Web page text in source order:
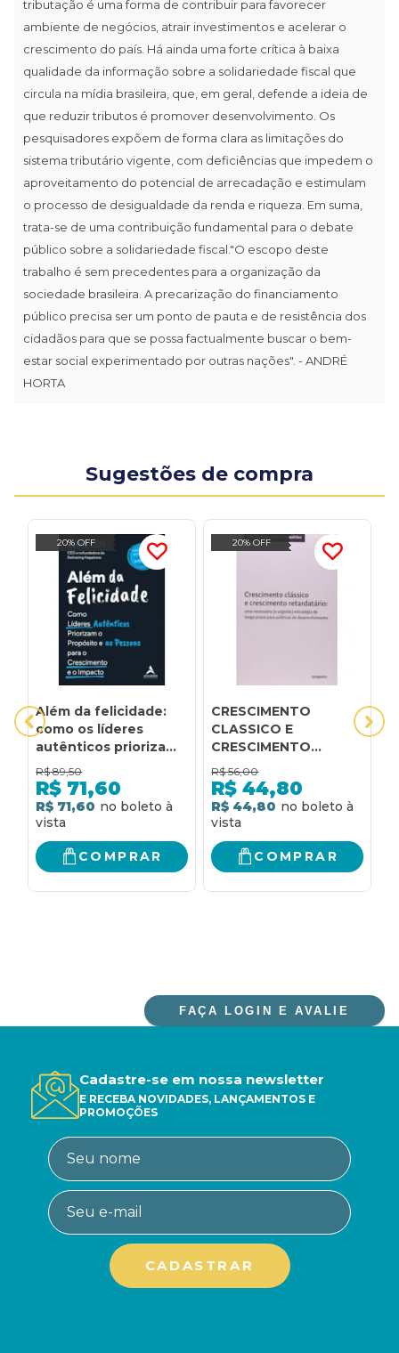
tributação é uma forma de contribuir para favorecer
ambiente de negócios, atrair investimentos e acelerar o
crescimento do país. Há ainda uma forte crítica à baixa
qualidade da informação sobre a solidariedade fiscal que
circula na mídia brasileira, que, em geral, defende a ideia de
que reduzir tributos é promover desenvolvimento. Os
pesquisadores expõem de forma clara as limitações do
sistema tributário vigente, com deficiências que impedem o
aproveitamento do potencial de arrecadação e estimulam
o processo de desigualdade da renda e riqueza. Em suma,
trata-se de uma contribuição fundamental para o debate
público sobre a solidariedade fiscal."O escopo deste
trabalho é sem precedentes para a organização da
sociedade brasileira. A precarização do financiamento
público precisa ser um ponto de pauta e de resistência dos
cidadãos para que se possa factualmente buscar o bem-
estar social experimentado por outras nações". - ANDRÉ
HORTA
Sugestões de compra
20% OFF
Além da felicidade:
como os líderes
autênticos priorizam
o propósito e as
pessoas para o
crescimento e o
impacto
R$ 89,50
R$ 71,60
R$ 71,60
COMPRAR
20% OFF
CRESCIMENTO
CLASSICO E
CRESCIMENTO
RETARDATARIO -
UMA NECESSARIA (E
URGENTE - 1
R$ 56,00
R$ 44,80
R$ 44,80
COMPRAR
FAÇA LOGIN E AVALIE
Cadastre-se em nossa newsletter
E RECEBA NOVIDADES, LANÇAMENTOS E
PROMOÇÕES